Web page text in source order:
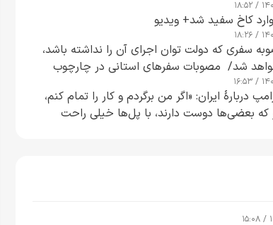
کاخ سفید شد+ ویدیو
سفری که دولت توان اجرای آن را نداشته باشد،
شد/ مصوبات سفرهای استانی در چارچوب
است+ عکس
دربارهٔ ایران: «اگر من برگردم و کار را تمام کنم،
که بعضی‌ها دوست دارند، با پل‌ها خیلی راحت